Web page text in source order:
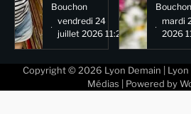
Bouchon
vendredi 24
juillet 2026 11:29
Bouchon
mardi
2026
Copyright © 2026 Lyon Demain |
Médias | Powered by